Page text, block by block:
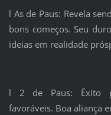
l As de Paus: Revela
bons começos. Seu
ideias em realidade
l 2 de Paus: Êxito
favoráveis. Boa aliança